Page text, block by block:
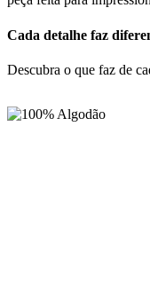
Cada detalhe faz
Descubra o que faz de